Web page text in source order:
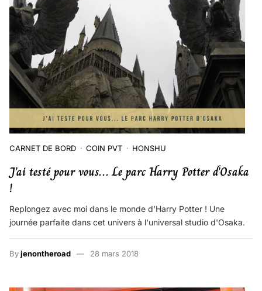
CARNET DE BORD COIN PVT HONSHU
J’ai testé pour vous… Le parc Harry Potter d’Osaka
!
Replongez avec moi dans le monde d'Harry Potter ! Une
journée parfaite dans cet univers à l'universal studio d'Osaka.
Byjenontheroad 28 mars 2018